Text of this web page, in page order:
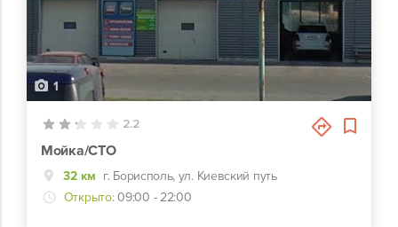
1
2.2
Мойка/СТО
32 км г. Борисполь, ул. Киевский путь
Открыто: 09:00 - 22:00